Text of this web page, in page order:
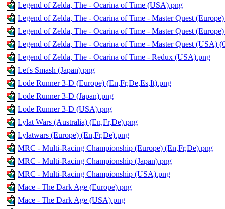
Legend of Zelda, The - Ocarina of Time (USA).png
Legend of Zelda, The - Ocarina of Time - Master Quest
Legend of Zelda, The - Ocarina of Time - Master Quest
Legend of Zelda, The - Ocarina of Time - Master Quest (USA)
Legend of Zelda, The - Ocarina of Time - Redux (USA).png
Let's Smash (Japan).png
Lode Runner 3-D (Europe) (En,Fr,De,Es,It).png
Lode Runner 3-D (Japan).png
Lode Runner 3-D (USA).png
Lylat Wars (Australia) (En,Fr,De).png
Lylatwars (Europe) (En,Fr,De).png
MRC - Multi-Racing Championship (Europe) (En,Fr,De).png
MRC - Multi-Racing Championship (Japan).png
MRC - Multi-Racing Championship (USA).png
Mace - The Dark Age (Europe).png
Mace - The Dark Age (USA).png